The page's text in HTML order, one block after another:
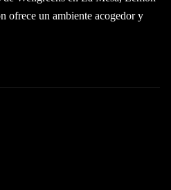
ofrece un ambiente acogedor y